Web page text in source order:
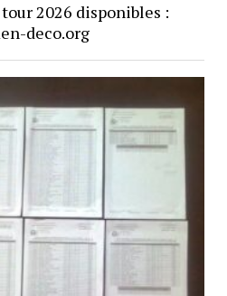
2026 disponibles :
deco.org